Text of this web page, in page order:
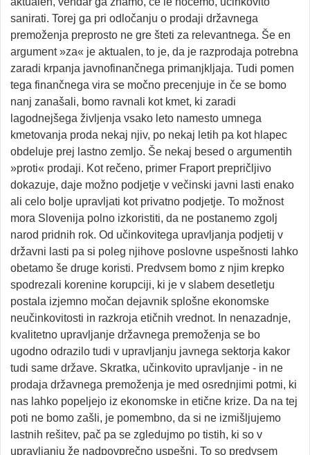
sanirati. Torej ga pri odločanju o prodaji državnega
premoženja preprosto ne gre šteti za relevantnega. Še en
argument »za« je aktualen, to je, da je razprodaja potrebna
zaradi krpanja javnofinančnega primanjkljaja. Tudi pomen
tega finančnega vira se močno precenjuje in če se bomo
nanj zanašali, bomo ravnali kot kmet, ki zaradi
lagodnejšega življenja vsako leto namesto umnega
kmetovanja proda nekaj njiv, po nekaj letih pa kot hlapec
obdeluje prej lastno zemljo. Še nekaj besed o argumentih
»proti« prodaji. Kot rečeno, primer Fraport prepričljivo
dokazuje, daje možno podjetje v večinski javni lasti enako
ali celo bolje upravljati kot privatno podjetje. To možnost
mora Slovenija polno izkoristiti, da ne postanemo zgolj
narod pridnih rok. Od učinkovitega upravljanja podjetij v
državni lasti pa si poleg njihove poslovne uspešnosti lahko
obetamo še druge koristi. Predvsem bomo z njim krepko
spodrezali korenine korupciji, ki je v slabem desetletju
postala izjemno močan dejavnik splošne ekonomske
neučinkovitosti in razkroja etičnih vrednot. In nenazadnje,
kvalitetno upravljanje državnega premoženja se bo
ugodno odrazilo tudi v upravljanju javnega sektorja kakor
tudi same države. Skratka, učinkovito upravljanje - in ne
prodaja državnega premoženja je med osrednjimi potmi, ki
nas lahko popeljejo iz ekonomske in etične krize. Da na tej
poti ne bomo zašli, je pomembno, da si ne izmišljujemo
lastnih rešitev, pač pa se zgledujmo po tistih, ki so v
upravljanju že nadpovprečno uspešni. To so predvsem